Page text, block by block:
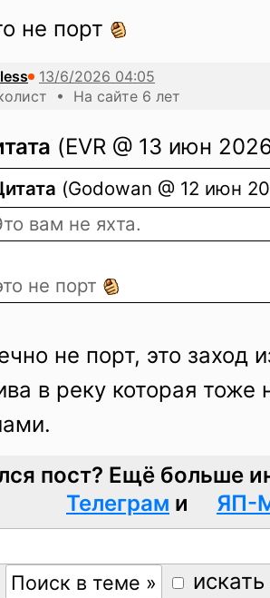
не порт
• На сайте 6 лет
(EVR @ 13 июн
(Godowan @ 12 июн
вам не яхта.
не порт
не порт, это заход
в реку которая тоже
пост? Ещё больше
Телеграм и ЯП-